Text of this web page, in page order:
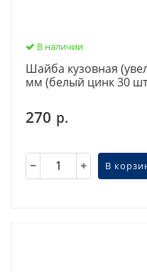
В наличии
Шайба кузовная
мм (белый цинк 30
270 р.
В